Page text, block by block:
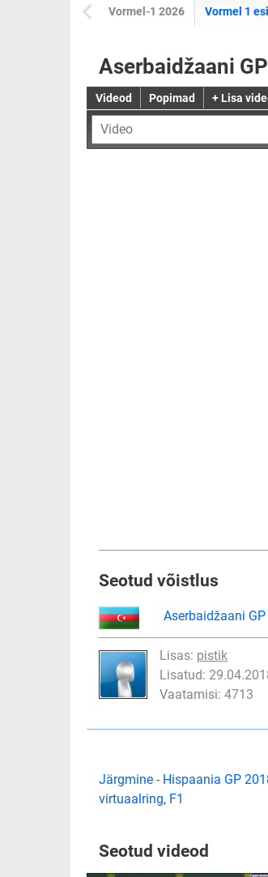
Vormel-1 2026 Vormel 1
Aserbaidžaani
Videod Popimad + Lisa
Seotud võistlus
Aserbaidžaani
Lisas: pistik
Lisatud:
Vaatamisi: 4713
Järgmine - Hispaania GP
virtuaalring, F1
Seotud videod